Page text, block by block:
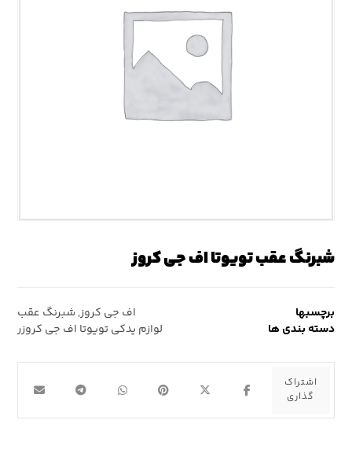
شبرنگ عقب تویوتا اف جی کروز
برچسبها اف جی کروز,شبرنگ عقب
دسته بندی ها
لوازم یدکی تویوتا اف جی کروزر